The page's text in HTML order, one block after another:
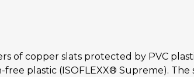
of copper slats protected by PVC
plastic (ISOFLEXX® Supreme).